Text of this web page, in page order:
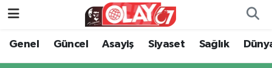
Genel Güncel Asayiş Siyaset Sağlık
KATEGORİSİZ
Genel
Zonguldak Nöbetçi Eczaneler